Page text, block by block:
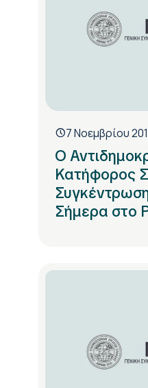
7 Νοεμβρίου
Ο
Κατήφορος
Σήμερα στο